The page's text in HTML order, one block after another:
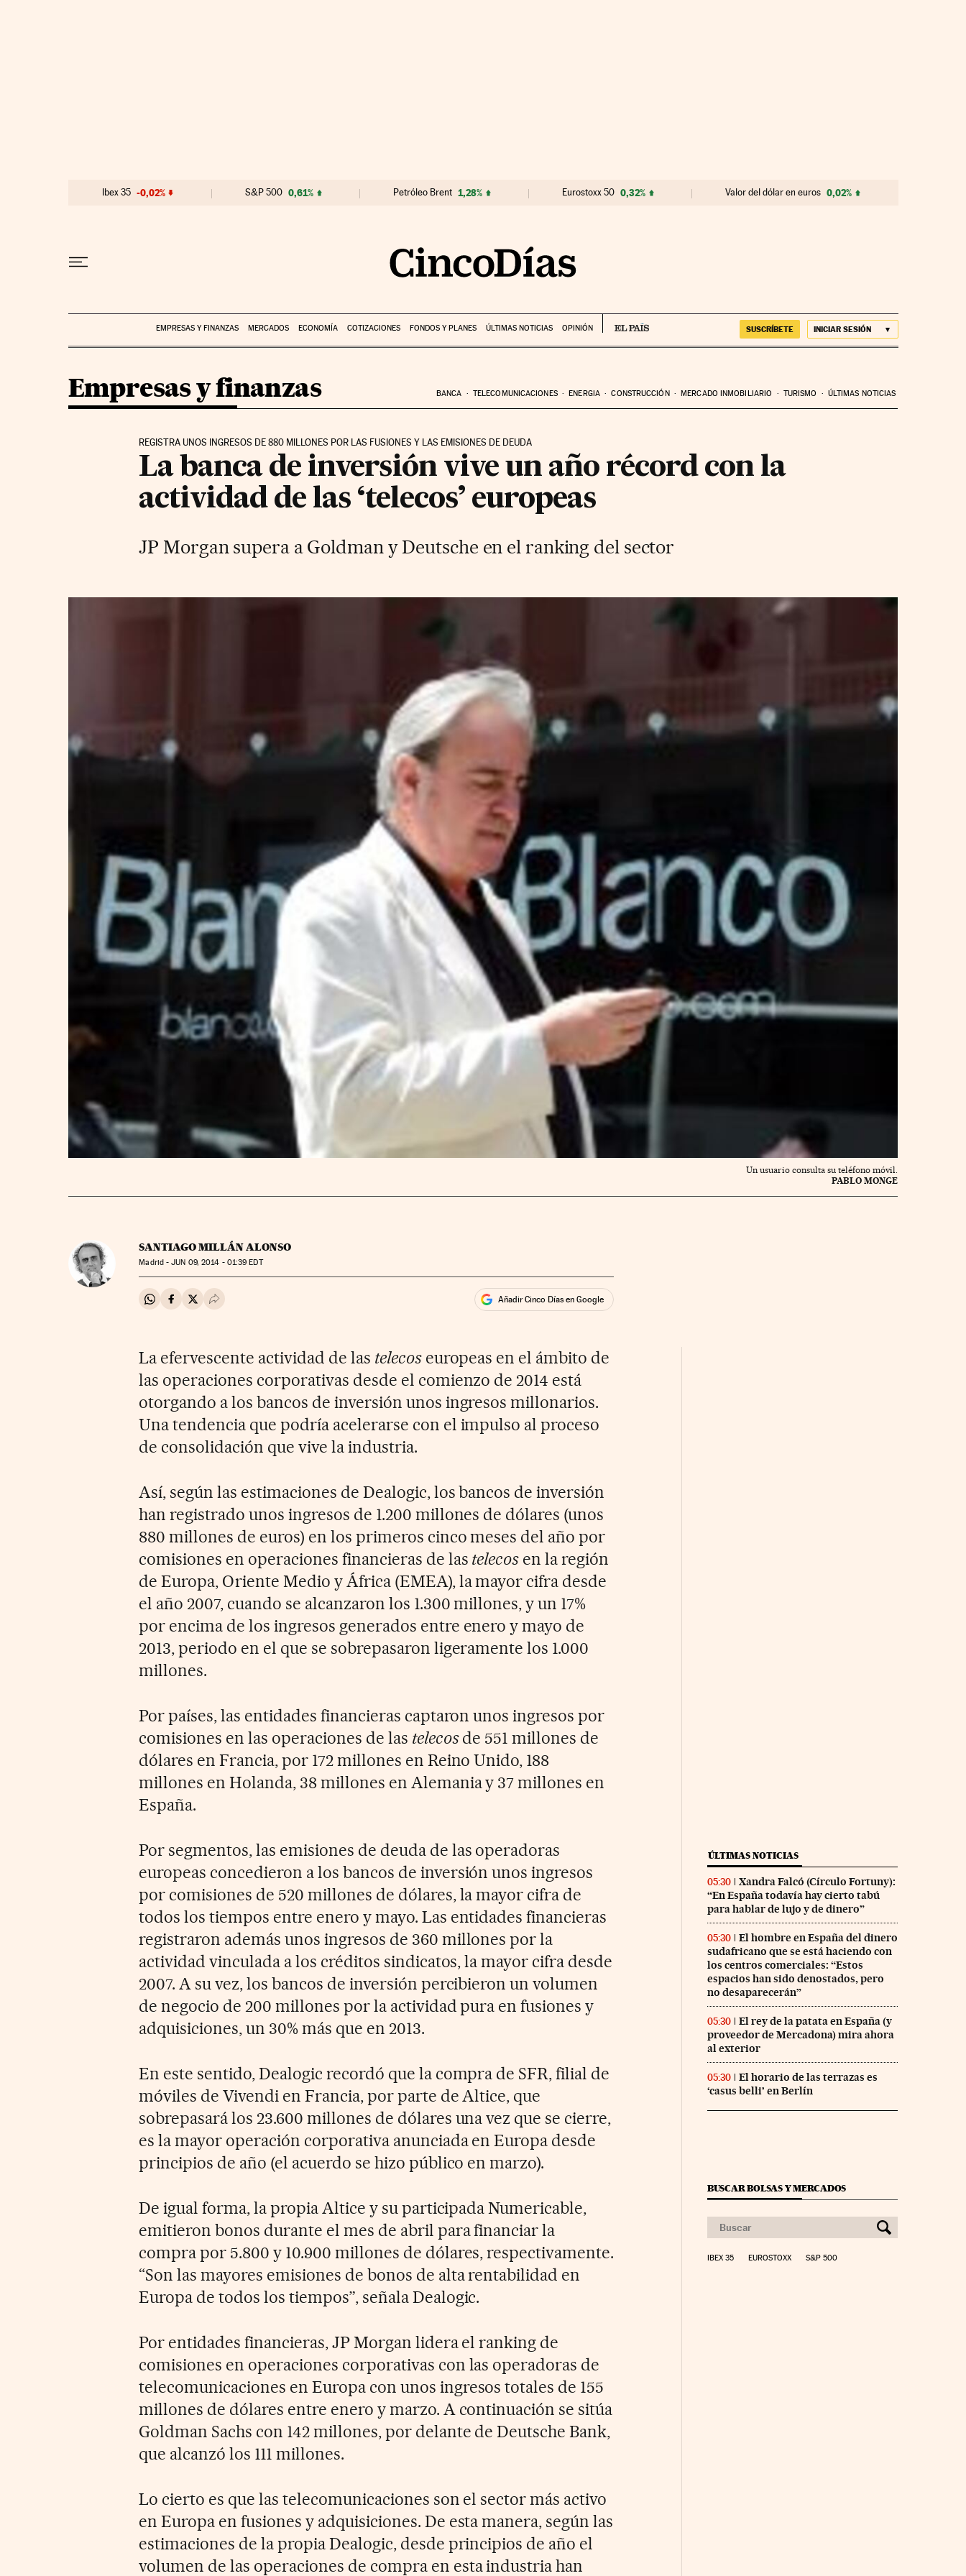
Ibex 35 -0,02% S&P 500 0,61% Petróleo Brent 1,28% Eurostoxx 50 0,32% Valor del dólar en euros 0,02%
EMPRESAS Y FINANZAS MERCADOS ECONOMÍA COTIZACIONES FONDOS Y PLANES ÚLTIMAS NOTICIAS OPINIÓN SUSCRÍBETE INICIAR SESIÓN
Empresas y finanzas BANCA TELECOMUNICACIONES ENERGIA CONSTRUCCIÓN MERCADO INMOBILIARIO TURISMO ÚLTIMAS NOTICIAS
REGISTRA UNOS INGRESOS DE 880 MILLONES POR LAS FUSIONES Y LAS EMISIONES DE DEUDA
La banca de inversión vive un año récord con la
actividad de las ‘telecos’ europeas
JP Morgan supera a Goldman y Deutsche en el ranking del sector
Un usuario consulta su teléfono móvil.
PABLO MONGE
SANTIAGO MILLÁN ALONSO
Madrid -JUN 09, 2014 - 01:39 EDT
Compartir en Whatsapp
Compartir en Facebook
Compartir en Twitter
Desplegar Redes Sociales Añadir Cinco Días en Google
La efervescente actividad de las telecoseuropeas en el ámbito de
las operaciones corporativas desde el comienzo de 2014 está
otorgando a los bancos de inversión unos ingresos millonarios.
Una tendencia que podría acelerarse con el impulso al proceso
de consolidación que vive la industria.
Así, según las estimaciones de Dealogic, los bancos de inversión
han registrado unos ingresos de 1.200 millones de dólares (unos
880 millones de euros) en los primeros cinco meses del año por
comisiones en operaciones financieras de las telecos en la región
de Europa, Oriente Medio y África (EMEA), la mayor cifra desde
el año 2007, cuando se alcanzaron los 1.300 millones, y un 17%
por encima de los ingresos generados entre enero y mayo de
2013, periodo en el que se sobrepasaron ligeramente los 1.000
millones.
Por países, las entidades financieras captaron unos ingresos por
comisiones en las operaciones de las telecosde 551 millones de
dólares en Francia, por 172 millones en Reino Unido, 188
millones en Holanda, 38 millones en Alemania y 37 millones en
España.
Por segmentos, las emisiones de deuda de las operadoras
europeas concedieron a los bancos de inversión unos ingresos
por comisiones de 520 millones de dólares, la mayor cifra de
todos los tiempos entre enero y mayo. Las entidades financieras
registraron además unos ingresos de 360 millones por la
actividad vinculada a los créditos sindicatos, la mayor cifra desde
2007. A su vez, los bancos de inversión percibieron un volumen
de negocio de 200 millones por la actividad pura en fusiones y
adquisiciones, un 30% más que en 2013.
En este sentido, Dealogic recordó que la compra de SFR, filial de
móviles de Vivendi en Francia, por parte de Altice, que
sobrepasará los 23.600 millones de dólares una vez que se cierre,
es la mayor operación corporativa anunciada en Europa desde
principios de año (el acuerdo se hizo público en marzo).
De igual forma, la propia Altice y su participada Numericable,
emitieron bonos durante el mes de abril para financiar la
compra por 5.800 y 10.900 millones de dólares, respectivamente.
“Son las mayores emisiones de bonos de alta rentabilidad en
Europa de todos los tiempos”, señala Dealogic.
Por entidades financieras, JP Morgan lidera el ranking de
comisiones en operaciones corporativas con las operadoras de
telecomunicaciones en Europa con unos ingresos totales de 155
millones de dólares entre enero y marzo. A continuación se sitúa
Goldman Sachs con 142 millones, por delante de Deutsche Bank,
que alcanzó los 111 millones.
Lo cierto es que las telecomunicaciones son el sector más activo
en Europa en fusiones y adquisiciones. De esta manera, según las
estimaciones de la propia Dealogic, desde principios de año el
volumen de las operaciones de compra en esta industria han
ÚLTIMAS NOTICIAS
05:30
Xandra Falcó (Círculo Fortuny):
“En España todavía hay cierto tabú
para hablar de lujo y de dinero”
05:30
El hombre en España del dinero
sudafricano que se está haciendo con
los centros comerciales: “Estos
espacios han sido denostados, pero
no desaparecerán”
05:30
El rey de la patata en España (y
proveedor de Mercadona) mira ahora
al exterior
05:30
El horario de las terrazas es
‘casus belli’ en Berlín
BUSCAR BOLSAS Y MERCADOS
IBEX 35 EUROSTOXX S&P 500